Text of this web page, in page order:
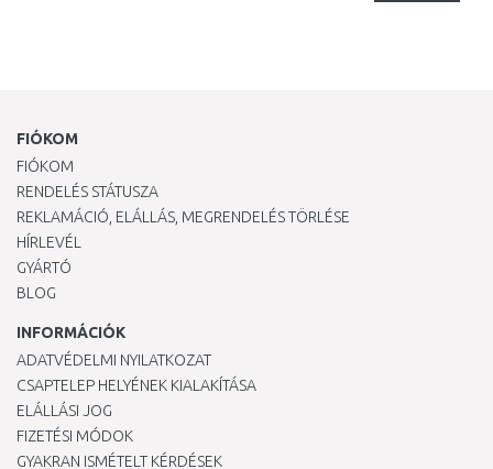
FIÓKOM
FIÓKOM
RENDELÉS STÁTUSZA
REKLAMÁCIÓ, ELÁLLÁS, MEGRENDELÉS TÖRLÉSE
HÍRLEVÉL
GYÁRTÓ
BLOG
INFORMÁCIÓK
ADATVÉDELMI NYILATKOZAT
CSAPTELEP HELYÉNEK KIALAKÍTÁSA
ELÁLLÁSI JOG
FIZETÉSI MÓDOK
GYAKRAN ISMÉTELT KÉRDÉSEK